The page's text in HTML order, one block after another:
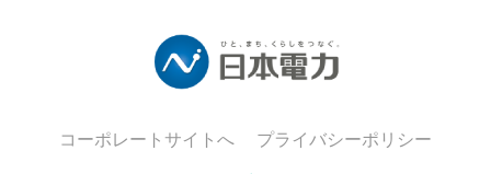
コーポレートサイトへ プライバシーポリシー